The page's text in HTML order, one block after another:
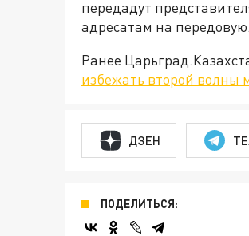
передадут
адресатам на передовую.
Ранее
избежать второй волны
ДЗЕН
ПОДЕЛИТЬСЯ: